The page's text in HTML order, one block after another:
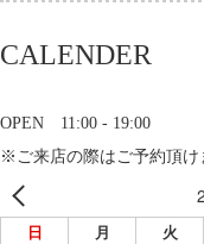
CALENDER
OPEN 11:00 - 19:00
※ご来店の際はご予約頂け
日 月 火